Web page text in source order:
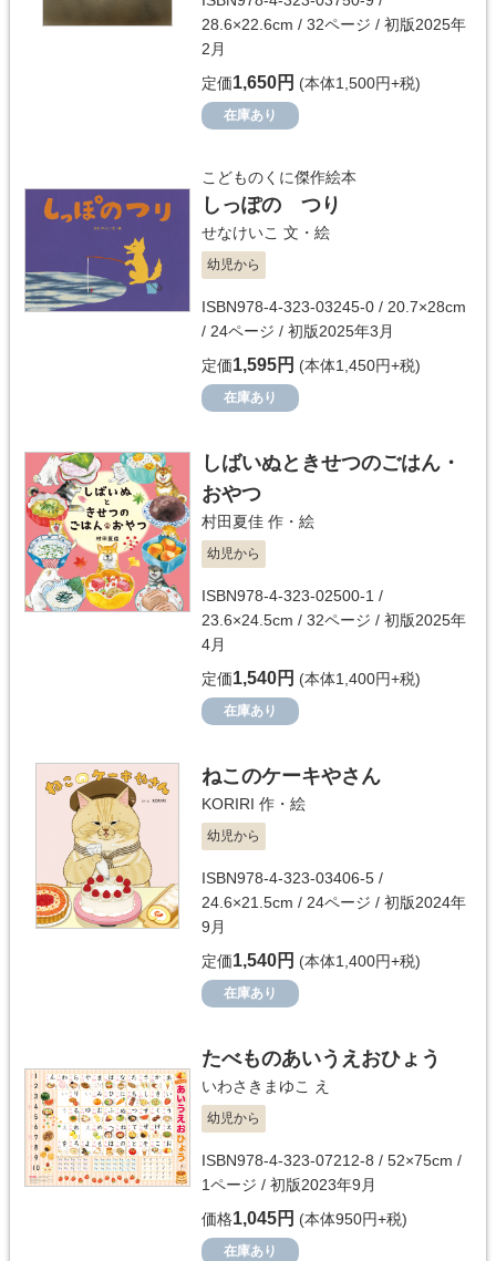
28.6×22.6cm / 32ページ / 初版2025年
2月
定価1,650円 (本体1,500円+税)
在庫あり
こどものくに傑作絵本
しっぽの つり
せなけいこ 文・絵
幼児から
ISBN978-4-323-03245-0 / 20.7×28cm
/ 24ページ / 初版2025年3月
定価1,595円 (本体1,450円+税)
在庫あり
しばいぬときせつのごはん・
おやつ
村田夏佳 作・絵
幼児から
ISBN978-4-323-02500-1 /
23.6×24.5cm / 32ページ / 初版2025年
4月
定価1,540円 (本体1,400円+税)
在庫あり
ねこのケーキやさん
KORIRI 作・絵
幼児から
ISBN978-4-323-03406-5 /
24.6×21.5cm / 24ページ / 初版2024年
9月
定価1,540円 (本体1,400円+税)
在庫あり
たべものあいうえおひょう
いわさきまゆこ え
幼児から
ISBN978-4-323-07212-8 / 52×75cm /
1ページ / 初版2023年9月
価格1,045円 (本体950円+税)
在庫あり